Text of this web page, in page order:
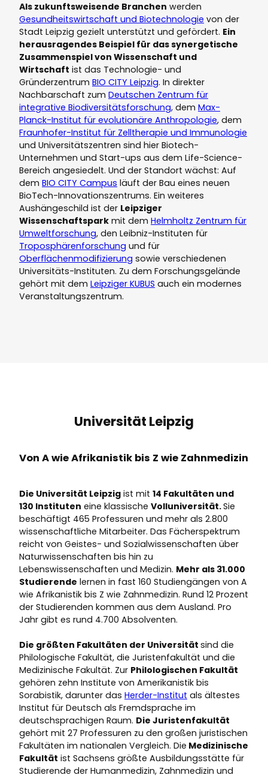
Als zukunftsweisende Branchen werden
Gesundheitswirtschaft und Biotechnologie von der
Stadt Leipzig gezielt unterstützt und gefördert. Ein
herausragendes Beispiel für das synergetische
Zusammenspiel von Wissenschaft und
Wirtschaft ist das Technologie- und
Gründerzentrum BIO CITY Leipzig. In direkter
Nachbarschaft zum Deutschen Zentrum für
integrative Biodiversitätsforschung, dem Max-
Planck-Institut für evolutionäre Anthropologie, dem
Fraunhofer-Institut für Zelltherapie und Immunologie
und Universitätszentren sind hier Biotech-
Unternehmen und Start-ups aus dem Life-Science-
Bereich angesiedelt. Und der Standort wächst: Auf
dem BIO CITY Campus läuft der Bau eines neuen
BioTech-Innovationszentrums. Ein weiteres
Aushängeschild ist der Leipziger
Wissenschaftspark mit dem Helmholtz Zentrum für
Umweltforschung, den Leibniz-Instituten für
Troposphärenforschung und für
Oberflächenmodifizierung sowie verschiedenen
Universitäts-Instituten. Zu dem Forschungsgelände
gehört mit dem Leipziger KUBUS auch ein modernes
Veranstaltungszentrum.
Universität Leipzig
Von A wie Afrikanistik bis Z wie Zahnmedizin
Die Universität Leipzig ist mit 14 Fakultäten und
130 Instituten eine klassische Volluniversität.Sie
beschäftigt 465 Professuren und mehr als 2.800
wissenschaftliche Mitarbeiter. Das Fächerspektrum
reicht von Geistes- und Sozialwissenschaften über
Naturwissenschaften bis hin zu
Lebenswissenschaften und Medizin. Mehr als 31.000
Studierende lernen in fast 160 Studiengängen von A
wie Afrikanistik bis Z wie Zahnmedizin. Rund 12 Prozent
der Studierenden kommen aus dem Ausland. Pro
Jahr gibt es rund 4.700 Absolventen.
Die größten Fakultäten der Universität sind die
Philologische Fakultät, die Juristenfakultät und die
Medizinische Fakultät. Zur Philologischen Fakultät
gehören zehn Institute von Amerikanistik bis
Sorabistik, darunter das Herder-Institut als ältestes
Institut für Deutsch als Fremdsprache im
deutschsprachigen Raum. Die Juristenfakultät
gehört mit 27 Professuren zu den großen juristischen
Fakultäten im nationalen Vergleich. Die Medizinische
Fakultät ist Sachsens größte Ausbildungsstätte für
Studierende der Humanmedizin, Zahnmedizin und